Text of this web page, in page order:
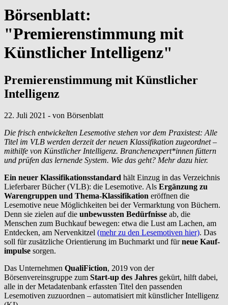
Börsenblatt:
"Premierenstimmung mit
Künstlicher Intelligenz"
Premierenstimmung mit Künstlicher
Intelligenz
22. Juli 2021 - von Börsenblatt
Die frisch entwickelten Lesemotive stehen vor dem Praxistest: Alle
Titel im VLB werden derzeit der neuen Klassifikation zugeordnet –
mithilfe von Künstlicher Intelligenz. Branchenexpert*innen füttern
und prüfen das lernende System. Wie das geht? Mehr dazu hier.
Ein neuer Klassifikationsstandard hält Einzug in das Verzeichnis
Lieferbarer Bücher (VLB): die Lesemotive. Als Ergänzung zu
Warengruppen und Thema-Klassifikation eröffnen die
Lesemotive neue Möglichkeiten bei der Vermarktung von Büchern.
Denn sie zielen auf die unbewussten Bedürfnisse ab, die
Menschen zum Buchkauf bewegen: etwa die Lust am Lachen, am
Entdecken, am Nervenkitzel (mehr zu den Lesemotiven hier). Das
soll für zusätzliche Orientierung im Buchmarkt und fürneue Kauf-
impulse sorgen.
Das Unternehmen QualiFiction, 2019 von der
Börsenvereinsgruppe zum Start-up des Jahres gekürt, hilft dabei,
alle in der Metadatenbank erfassten Titel den passenden
Lesemotiven zuzuordnen – automatisiert mit künstlicher Intelligenz